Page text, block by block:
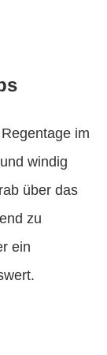
im
windig
über das
zu
ein